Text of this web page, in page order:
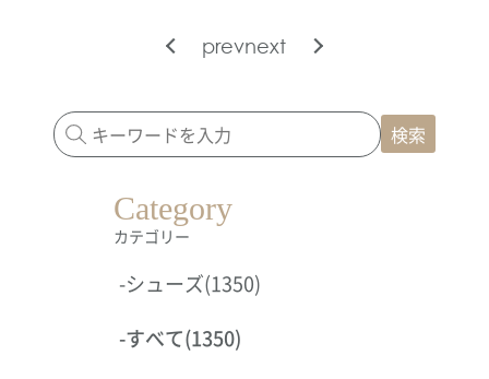
prevnext
検索
Category
カテゴリー
-シューズ(1350)
-すべて(1350)